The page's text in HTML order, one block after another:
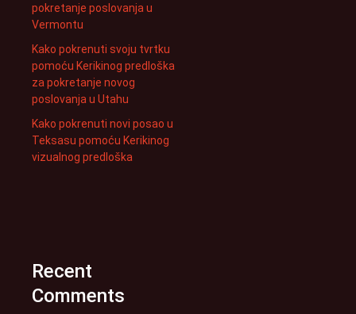
pokretanje poslovanja u
Vermontu
Kako pokrenuti svoju tvrtku
pomoću Kerikinog predloška
za pokretanje novog
poslovanja u Utahu
Kako pokrenuti novi posao u
Teksasu pomoću Kerikinog
vizualnog predloška
Recent
Comments